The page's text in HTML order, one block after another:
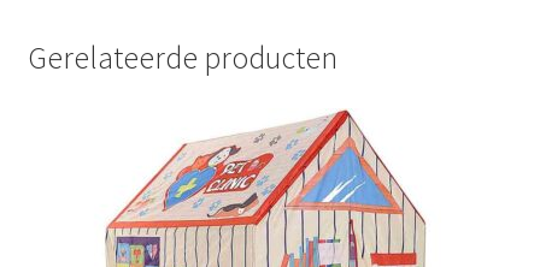
Gerelateerde producten